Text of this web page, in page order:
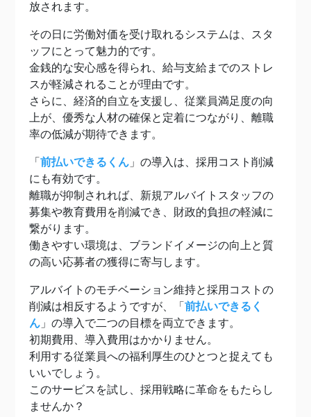
放されます。
その日に労働対価を受け取れるシステムは、スタ
ッフにとって魅力的です。
金銭的な安心感を得られ、給与支給までのストレ
スが軽減されることが理由です。
さらに、経済的自立を支援し、従業員満足度の向
上が、優秀な人材の確保と定着につながり、離職
率の低減が期待できます。
「 前払いできるくん 」の導入は、採用コスト削減
にも有効です。
離職が抑制されれば、新規アルバイトスタッフの
募集や教育費用を削減でき、財政的負担の軽減に
繋がります。
働きやすい環境は、ブランドイメージの向上と質
の高い応募者の獲得に寄与します。
アルバイトのモチベーション維持と採用コストの
削減は相反するようですが、「 前払いできるく
ん 」の導入で二つの目標を両立できます。
初期費用、導入費用はかかりません。
利用する従業員への福利厚生のひとつと捉えても
いいでしょう。
このサービスを試し、採用戦略に革命をもたらし
ませんか？